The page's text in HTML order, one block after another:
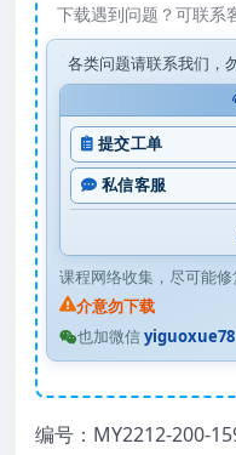
下载遇到问题？可联系
各类问题请联系我们，
提交工单
私信客服
课程网络收集，尽可能修
介意勿下载
也加微信yiguoxue78
编号：MY2212-200-